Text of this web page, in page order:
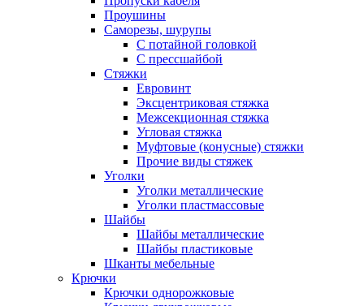
Проушины
Саморезы, шурупы
С потайной головкой
С прессшайбой
Стяжки
Евровинт
Эксцентриковая стяжка
Межсекционная стяжка
Угловая стяжка
Муфтовые (конусные) стяжки
Прочие виды стяжек
Уголки
Уголки металлические
Уголки пластмассовые
Шайбы
Шайбы металлические
Шайбы пластиковые
Шканты мебельные
Крючки
Крючки однорожковые